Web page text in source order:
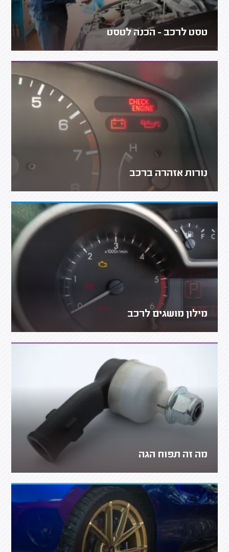
טסט לרכב - הכנה לטסט
נורות אזהרה ברכב
מילון מושגים לרכב
מה זה תפוח הגה